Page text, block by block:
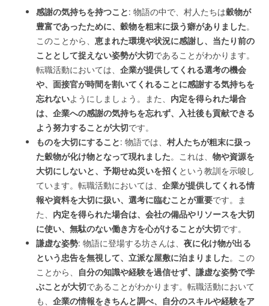
感謝の気持ちを持つこと: 物語の中で、村人たちは穀物が
豊富であったために、穀物を粗末に扱う癖がありました。
このことから、 恵まれた環境や状況に感謝し、当たり前の
こととして捉えない姿勢が大切であることがわかります。
転職活動においては、 企業が提供してくれる選考の機会
や、面接官が時間を割いてくれることに感謝する気持ちを
忘れないようにしましょう。また、 内定を得られた場合
は、企業への感謝の気持ちを忘れず、入社後も貢献できる
よう努力することが大切です。
ものを大切にすること: 物語では、 村人たちが粗末に扱っ
た穀物が化け物となって現れました。これは、 物や資源を
大切にしないと、予期せぬ災いを招く という教訓を示唆し
ています。転職活動においては、 企業が提供してくれる情
報や資料を大切に扱い、選考に臨むことが重要です。ま
た、 内定を得られた場合は、会社の備品やリソースを大切
に使い、無駄のない働き方を心がけることが大切です。
謙虚な姿勢: 物語に登場する坊さんは、 夜に化け物が出る
という忠告を無視して、立派な屋敷に泊まりました。この
ことから、
自分の知識や経験を過信せず、謙虚な姿勢で学
ぶことが大切であることがわかります。転職活動において
も、 企業の情報をきちんと調べ、自分のスキルや経験をア